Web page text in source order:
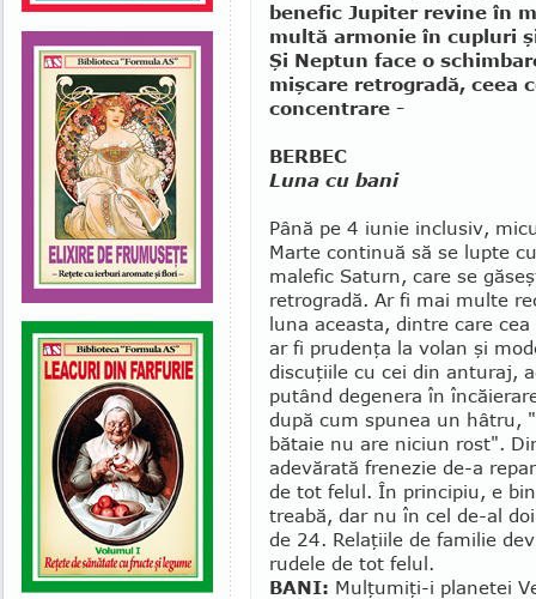
benefic Jupiter revine în
multă armonie în cupluri
Şi Neptun face o
mişcare retrogradă, ceea
concentrare -
BERBEC
Luna cu bani
Până pe 4 iunie inclusiv,
Marte continuă să se lupte
malefic Sa­turn, care se
re­trogradă. Ar fi mai multe
luna aceasta, dintre care
ar fi prudenţa la volan şi
discuţiile cu cei din an­turaj,
putând degenera în
după cum spunea un hâtru,
bătaie nu are niciun rost".
adevărată frenezie de-a
de tot felul. În principiu, e
treabă, dar nu în cel de-al
de 24. Relaţiile de familie
rudele de tot felul.
BANI: Mulţumiţi-i planetei